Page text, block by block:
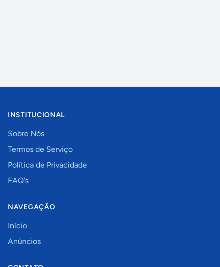
INSTITUCIONAL
Sobre Nós
Termos de Serviço
Política de Privacidade
FAQ's
NAVEGAÇÃO
Início
Anúncios